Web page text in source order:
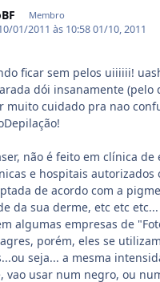
Membro
01/2011 às 10:5801/10, 2011
ficar sem pelos uiiiiii!
dói insanamente (pelo
muito cuidado pra nao
não é feito em clínica
e hospitais autorizados
de acordo com a
da sua derme, etc etc etc...
algumas empresas de
porém, eles se
seja... a mesma
vao usar num negro, ou